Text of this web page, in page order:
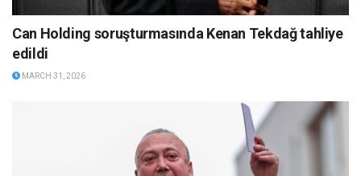
Can Holding soruşturmasında Kenan Tekdağ tahliye
edildi
MARCH 31, 2026